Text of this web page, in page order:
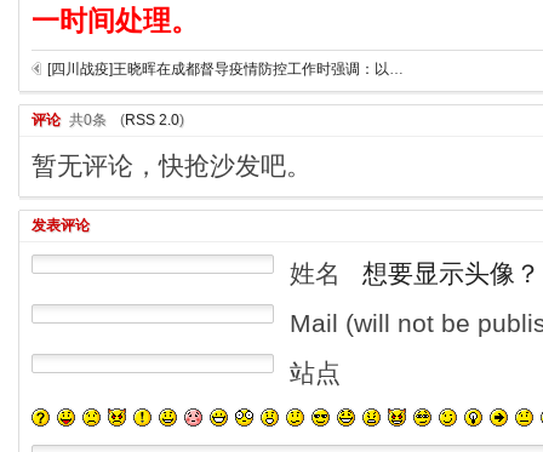
一时间处理。
[四川战疫]王晓晖在成都督导疫情防控工作时强调：以最短时间最低代价实现社会面清零，尽最大努力把疫情影响控制在最小范围
评论 共0条 (RSS 2.0)
暂无评论，快抢沙发吧。
发表评论
姓名
想要显示头像？
Mail (will not be
站点